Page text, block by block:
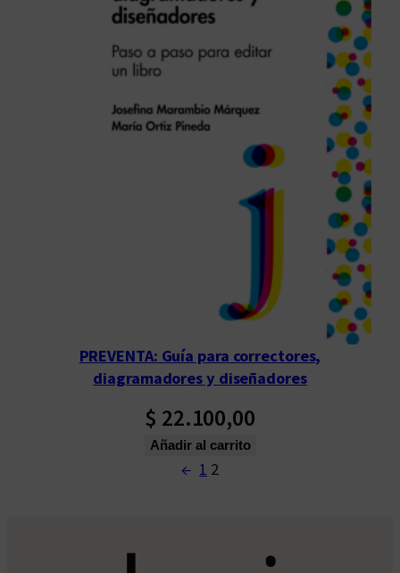
PREVENTA: Guía para correctores,
diagramadores y diseñadores
$ 22.100,00
Añadir al carrito
← 1 2